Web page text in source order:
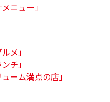
ニュー」
メ」
チ」
ーム満点の店」